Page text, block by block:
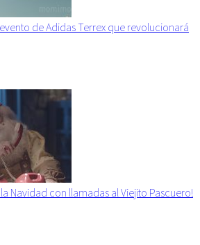
de Adidas Terrex que revolucionará
Navidad con llamadas al Viejito Pascuero!